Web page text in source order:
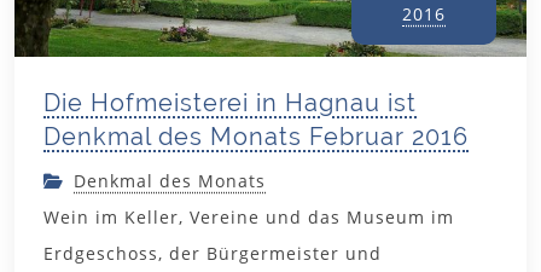
Die Hofmeisterei in Hagnau ist
Denkmal des Monats Februar 2016
2016
Denkmal des Monats
Wein im Keller, Vereine und das Museum im
Erdgeschoss, der Bürgermeister und